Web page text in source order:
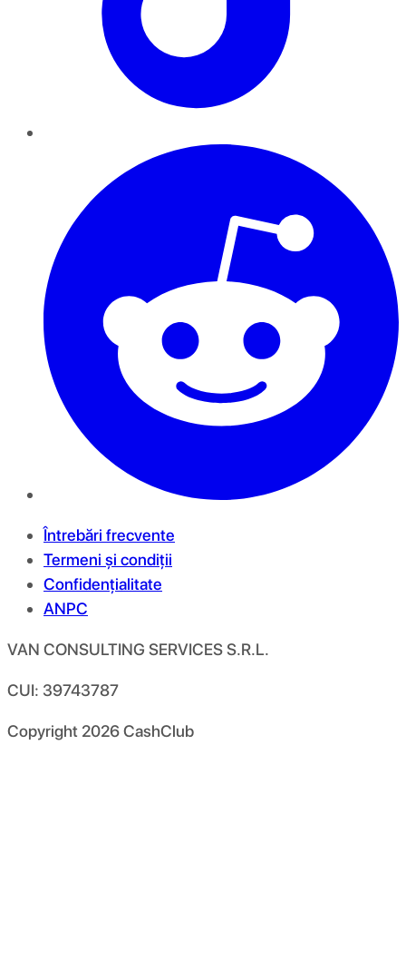
Întrebări frecvente
Termeni și condiții
Confidențialitate
ANPC
VAN CONSULTING SERVICES S.R.L.
CUI: 39743787
Copyright 2026CashClub